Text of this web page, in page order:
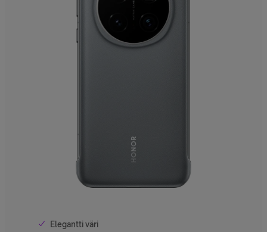
Elegantti väri